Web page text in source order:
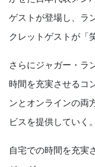
ゲストが登場し、ラ
クレットゲストが「
さらにジャガー・ラ
時間を充実させるコ
ンとオンラインの両
ビスを提供していく。
自宅での時間を充実